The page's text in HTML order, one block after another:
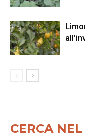
CERCA